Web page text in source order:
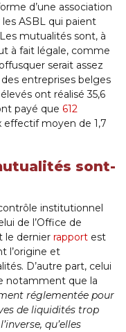
d’une association
les ASBL qui paient
mutualités sont, à
à fait légale, comme
serait assez
entreprises belges
ont réalisé 35,6
payé que 612
effectif moyen de 1,7
sont-
institutionnel
de l’Office de
le dernier rapport est
l’origine et
D’autre part, celui
notamment que la
réglementée pour
de liquidités trop
qu’elles